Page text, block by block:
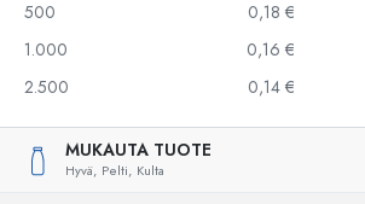
500
0,18 €
1.000
0,16 €
2.500
0,14 €
MUKAUTA TUOTE
Hyvä, Pelti, Kulta